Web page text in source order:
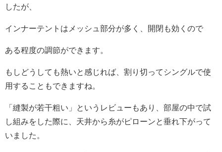
したが、
インナーテントはメッシュ部分が多く、開閉も効くので
ある程度の調節ができます。
もしどうしても熱いと感じれば、割り切ってシングルで使
用することもできますね。
「縫製が若干粗い」というレビューもあり、部屋の中で試
し組みをした際に、天井から糸がピローンと垂れ下がって
いました。